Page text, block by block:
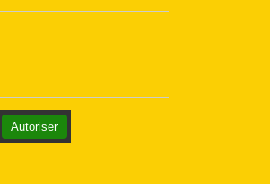
Autoriser